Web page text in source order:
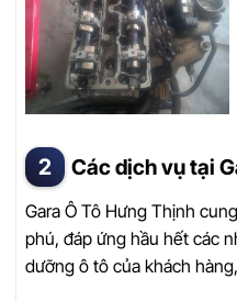
Các dịch vụ tại
Gara Ô Tô Hưng Thịnh
phú, đáp ứng hầu hết các
dưỡng ô tô của khách